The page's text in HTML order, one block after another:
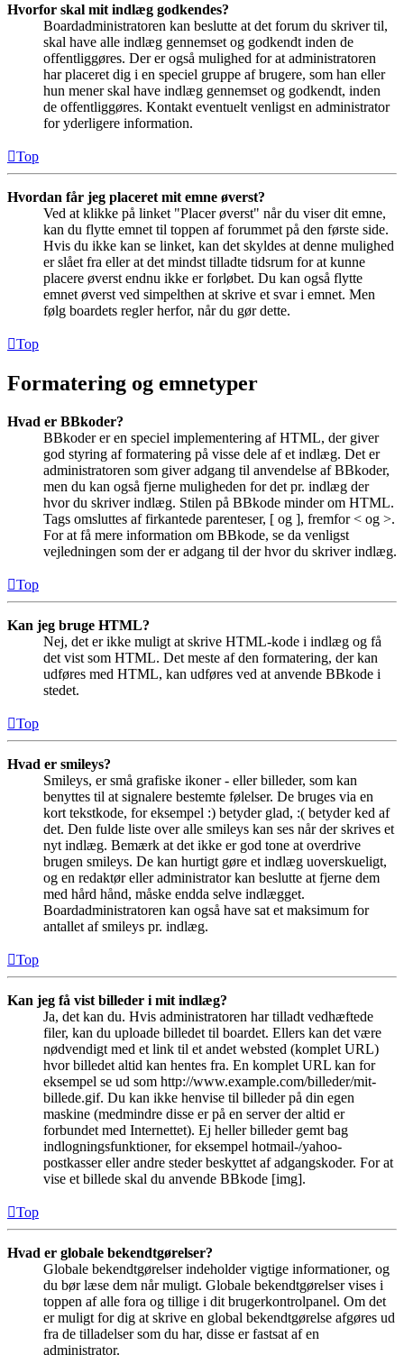
Hvorfor skal mit indlæg godkendes?
Boardadministratoren kan beslutte at det forum du skriver til,
skal have alle indlæg gennemset og godkendt inden de
offentliggøres. Der er også mulighed for at administratoren
har placeret dig i en speciel gruppe af brugere, som han eller
hun mener skal have indlæg gennemset og godkendt, inden
de offentliggøres. Kontakt eventuelt venligst en administrator
for yderligere information.
Top
Hvordan får jeg placeret mit emne øverst?
Ved at klikke på linket "Placer øverst" når du viser dit emne,
kan du flytte emnet til toppen af forummet på den første side.
Hvis du ikke kan se linket, kan det skyldes at denne mulighed
er slået fra eller at det mindst tilladte tidsrum for at kunne
placere øverst endnu ikke er forløbet. Du kan også flytte
emnet øverst ved simpelthen at skrive et svar i emnet. Men
følg boardets regler herfor, når du gør dette.
Top
Formatering og emnetyper
Hvad er BBkoder?
BBkoder er en speciel implementering af HTML, der giver
god styring af formatering på visse dele af et indlæg. Det er
administratoren som giver adgang til anvendelse af BBkoder,
men du kan også fjerne muligheden for det pr. indlæg der
hvor du skriver indlæg. Stilen på BBkode minder om HTML.
Tags omsluttes af firkantede parenteser, [ og ], fremfor < og >.
For at få mere information om BBkode, se da venligst
vejledningen som der er adgang til der hvor du skriver indlæg.
Top
Kan jeg bruge HTML?
Nej, det er ikke muligt at skrive HTML-kode i indlæg og få
det vist som HTML. Det meste af den formatering, der kan
udføres med HTML, kan udføres ved at anvende BBkode i
stedet.
Top
Hvad er smileys?
Smileys, er små grafiske ikoner - eller billeder, som kan
benyttes til at signalere bestemte følelser. De bruges via en
kort tekstkode, for eksempel :) betyder glad, :( betyder ked af
det. Den fulde liste over alle smileys kan ses når der skrives et
nyt indlæg. Bemærk at det ikke er god tone at overdrive
brugen smileys. De kan hurtigt gøre et indlæg uoverskueligt,
og en redaktør eller administrator kan beslutte at fjerne dem
med hård hånd, måske endda selve indlægget.
Boardadministratoren kan også have sat et maksimum for
antallet af smileys pr. indlæg.
Top
Kan jeg få vist billeder i mit indlæg?
Ja, det kan du. Hvis administratoren har tilladt vedhæftede
filer, kan du uploade billedet til boardet. Ellers kan det være
nødvendigt med et link til et andet websted (komplet URL)
hvor billedet altid kan hentes fra. En komplet URL kan for
eksempel se ud som http://www.example.com/billeder/mit-
billede.gif. Du kan ikke henvise til billeder på din egen
maskine (medmindre disse er på en server der altid er
forbundet med Internettet). Ej heller billeder gemt bag
indlogningsfunktioner, for eksempel hotmail-/yahoo-
postkasser eller andre steder beskyttet af adgangskoder. For at
vise et billede skal du anvende BBkode [img].
Top
Hvad er globale bekendtgørelser?
Globale bekendtgørelser indeholder vigtige informationer, og
du bør læse dem når muligt. Globale bekendtgørelser vises i
toppen af alle fora og tillige i dit brugerkontrolpanel. Om det
er muligt for dig at skrive en global bekendtgørelse afgøres ud
fra de tilladelser som du har, disse er fastsat af en
administrator.